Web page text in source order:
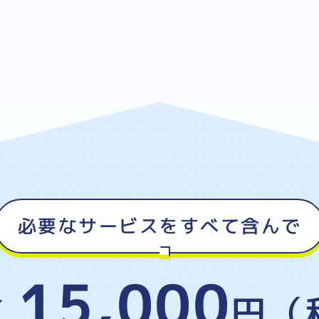
必要なサービスをすべて含んで